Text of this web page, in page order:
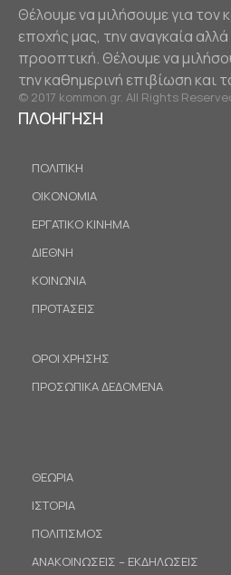
Θέλουμε να μιλήσουμε για τον
εποχής μας, την αναγκαία
προοπτική. Θέλουμε να
την καθημερινή επιβίωση και
© 2017 kommon.gr. All Rights
ΠΛΟΗΓΗΣΗ
ΠΟΛΙΤΙΚΗ
ΟΙΚΟΝΟΜΙΑ
ΕΡΓΑΤΙΚΟ ΚΙΝΗΜΑ
ΔΙΕΘΝΗ
ΚΟΙΝΩΝΙΑ
ΠΡΟΤΑΣΕΙΣ
ΟΡΟΙ ΧΡΗΣΗΣ
ΠΡΟΣΩΠΙΚΑ ΔΕΔΟΜΕΝΑ
ΘΕΩΡΙΑ
ΙΣΤΟΡΙΑ
ΠΟΛΙΤΙΣΜΟΣ
ΑΝΑΚΟΙΝΩΣΕΙΣ – ΕΚΔΗΛΩΣΕΙΣ